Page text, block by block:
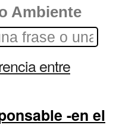
Ambiente
entre
-en el